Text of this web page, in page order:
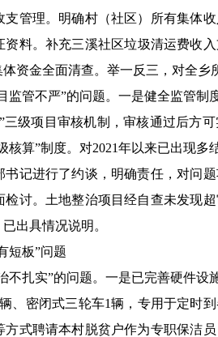
支管理。明确村（社区）所有集体
料。补充三溪社区垃圾清运费收
资金全面清查。举一反三，对全乡
监管不严”的问题。一是健全监管
级项目审核机制，审核通过后方
核算”制度。对2021年以来已出现
记进行了约谈，明确责任，对问
讨。土地整治项目经自查未发现
出具情况说明。
短板”问题
不扎实”的问题。一是已完善硬件
、密闭式三轮车1辆，专用于定时
式聘请本村脱贫户作为专职保洁